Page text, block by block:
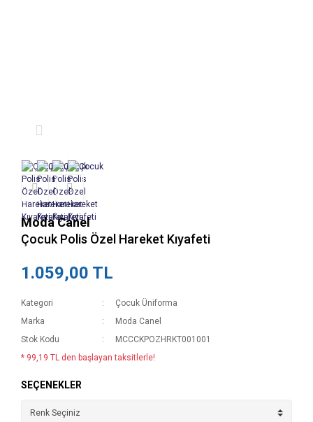
Moda Canel
Çocuk Polis Özel Hareket Kıyafeti
1.059,00 TL
Kategori
Çocuk Üniforma
Marka
Moda Canel
Stok Kodu
MCCCKPOZHRKT001001
* 99,19 TL den başlayan taksitlerle!
SEÇENEKLER